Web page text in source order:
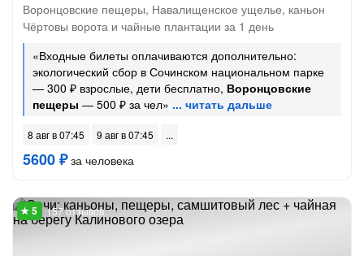
Воронцовские пещеры, Навалищенское ущелье, каньон
Чёртовы ворота и чайные плантации за 1 день
«Входные билеты оплачиваются дополнительно:
экологический сбор в Сочинском национальном парке
— 300 ₽ взрослые, дети бесплатно, Воронцовские
пещеры — 500 ₽ за чел»
8 авг в 07:45 9 авг в 07:45
5600 ₽за человека
157 отзывов